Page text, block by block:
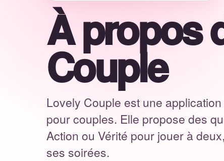
À propos
Couple
Lovely Couple est une
pour couples. Elle propose des
Action ou Vérité pour jouer à
ses soirées.